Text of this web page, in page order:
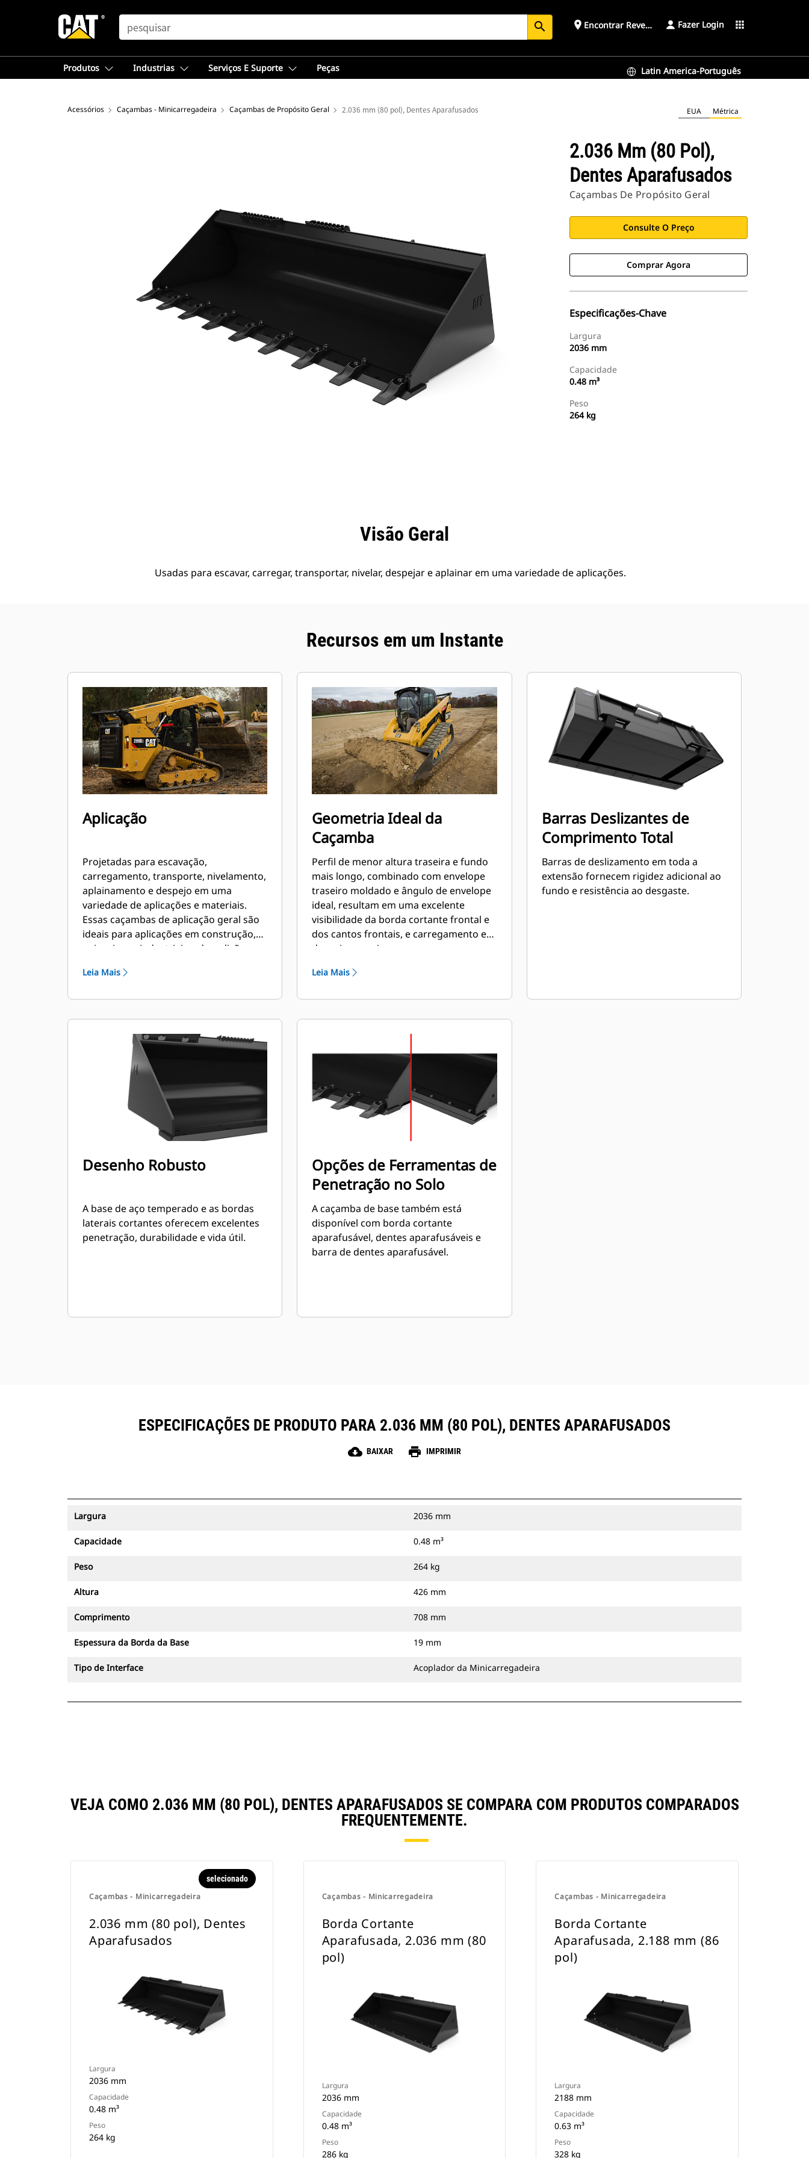
SEARCH search place Encontrar Revendedor Fazer Login apps
Produtos Industrias Serviços E Suporte Peças Latin America-Português
Acessórios Caçambas - Minicarregadeira Caçambas de Propósito Geral 2.036 mm (80 pol), Dentes Aparafusados EUA Métrica
2.036 Mm (80 Pol),
Dentes Aparafusados
Caçambas De Propósito Geral
Consulte O Preço
Comprar Agora
Especificações-Chave
Largura
2036 mm
Capacidade
0.48 m³
Peso
264 kg
Visão Geral
Usadas para escavar, carregar, transportar, nivelar, despejar e aplainar em uma variedade de aplicações.
Recursos em um Instante
Aplicação
Projetadas para escavação,
carregamento, transporte, nivelamento,
aplainamento e despejo em uma
variedade de aplicações e materiais.
Essas caçambas de aplicação geral são
ideais para aplicações em construção,
paisagismo, industriais e demolição
Leia Mais
Geometria Ideal da
Caçamba
Perfil de menor altura traseira e fundo
mais longo, combinado com envelope
traseiro moldado e ângulo de envelope
ideal, resultam em uma excelente
visibilidade da borda cortante frontal e
dos cantos frontais, e carregamento e
despejo superiores.
Leia Mais
Barras Deslizantes de
Comprimento Total
Barras de deslizamento em toda a
extensão fornecem rigidez adicional ao
fundo e resistência ao desgaste.
Desenho Robusto
A base de aço temperado e as bordas
laterais cortantes oferecem excelentes
penetração, durabilidade e vida útil.
Opções de Ferramentas de
Penetração no Solo
A caçamba de base também está
disponível com borda cortante
aparafusável, dentes aparafusáveis e
barra de dentes aparafusável.
ESPECIFICAÇÕES DE PRODUTO PARA 2.036 MM (80 POL), DENTES APARAFUSADOS
cloud_download BAIXAR print IMPRIMIR
Largura 2036 mm
Capacidade 0.48 m³
Peso 264 kg
Altura 426 mm
Comprimento 708 mm
Espessura da Borda da Base 19 mm
Tipo de Interface Acoplador da Minicarregadeira
VEJA COMO 2.036 MM (80 POL), DENTES APARAFUSADOS SE COMPARA COM PRODUTOS COMPARADOS
FREQUENTEMENTE.
Caçambas - Minicarregadeira
selecionado
2.036 mm (80 pol), Dentes
Aparafusados
Largura
2036 mm
Capacidade
0.48 m³
Peso
264 kg
Caçambas - Minicarregadeira
Borda Cortante
Aparafusada, 2.036 mm (80
pol)
Largura
2036 mm
Capacidade
0.48 m³
Peso
286 kg
Caçambas - Minicarregadeira
Borda Cortante
Aparafusada, 2.188 mm (86
pol)
Largura
2188 mm
Capacidade
0.63 m³
Peso
328 kg